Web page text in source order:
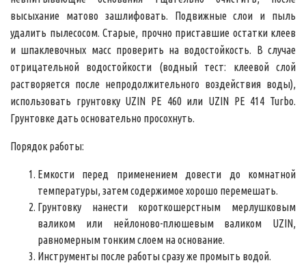
высыхание матово зашлифовать. Подвижные слои и пыль
удалить пылесосом. Старые, прочно приставшие остатки клеев
и шпаклевочных масс проверить на водостойкость. В случае
отрицательной водостойкости (водный тест: клеевой слой
растворяется после непродолжительного воздействия воды),
использовать грунтовку UZIN PE 460 или UZIN PE 414 Turbo.
Грунтовке дать основательно просохнуть.
Порядок работы:
Емкости перед применением довести до комнатной
температуры, затем содержимое хорошо перемешать.
Грунтовку нанести короткошерстным мерлушковым
валиком или нейлоново-плюшевым валиком UZIN,
равномерным тонким слоем на основание.
Инструменты после работы сразу же промыть водой.